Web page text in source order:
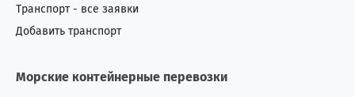
Транспорт - все заявки
Добавить транспорт
Морские контейнерные перевозки